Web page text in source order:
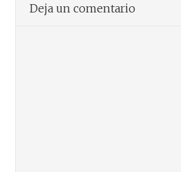
Deja un comentario